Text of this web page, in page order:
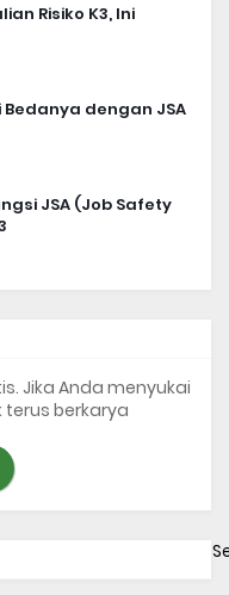
Risiko K3, Ini
Bedanya dengan JSA
JSA (Job Safety
Jika Anda menyukai
terus berkarya